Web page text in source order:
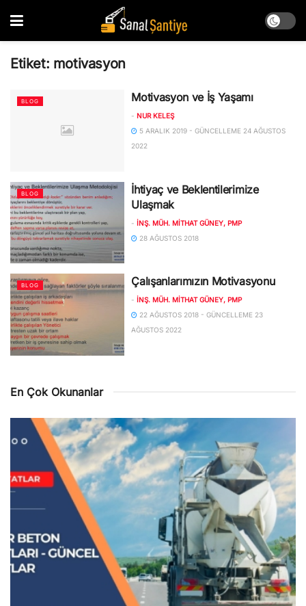
Etiket: motivasyon
BLOG Motivasyon ve İş Yaşamı
- NUR KELEŞ
5 ARALIK 2019 - GÜNCELLEME 24 AĞUSTOS
2022
BLOG
İhtiyaç ve Beklentilerimize
Ulaşmak
- İNŞ. MÜH. MITHAT GÜNEY, PMP
28 AĞUSTOS 2018
BLOG Çalışanlarımızın Motivasyonu
- İNŞ. MÜH. MITHAT GÜNEY, PMP
22 AĞUSTOS 2018 - GÜNCELLEME 23
AĞUSTOS 2022
En Çok Okunanlar